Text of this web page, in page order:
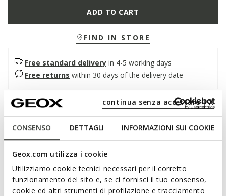
CONSENSO DETTAGLI INFORMAZIONI SUI COOKIE
Geox.com utilizza i cookie
Utilizziamo cookie tecnici necessari per il corretto
funzionamento del sito e, se ci fornisci il tuo consenso,
cookie ed altri strumenti di profilazione e tracciamento
continua senza accettare | X
ADD TO CART
FIND IN STORE
Free standard delivery in 4-5 working days
Free returns within 30 days of the delivery date
Description
Casual and dynamic low-cut women's sneakers. Made from
more informal city outfits.
ITEM CODE:D65AXA00085C1010